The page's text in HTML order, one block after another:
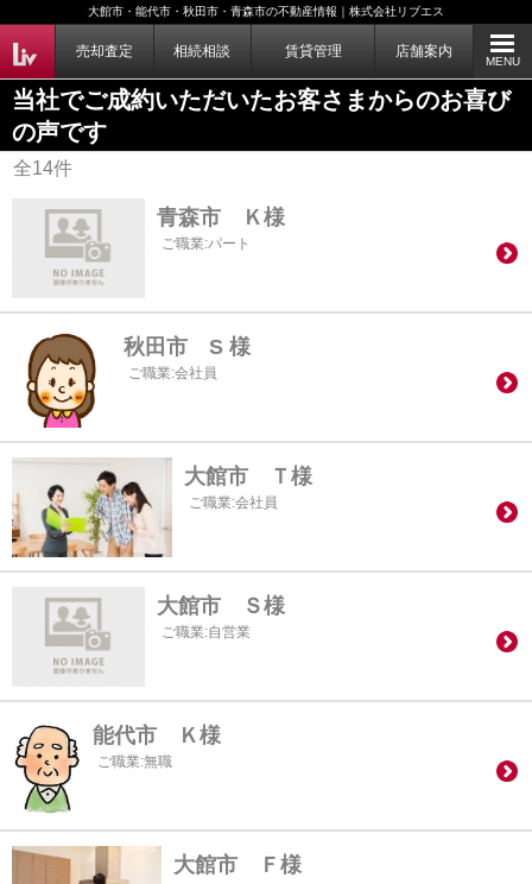
大館市・能代市・秋田市・青森市の不動産情報｜株式会社リブエス
売却査定 相続相談 賃貸管理 店舗案内
MENU
当社でご成約いただいたお客さまからのお喜び
の声です
全14件
青森市 Ｋ様
ご職業:パート
秋田市 S 様
ご職業:会社員
大館市 Ｔ様
ご職業:会社員
大館市 Ｓ様
ご職業:自営業
能代市 Ｋ様
ご職業:無職
大館市 Ｆ様